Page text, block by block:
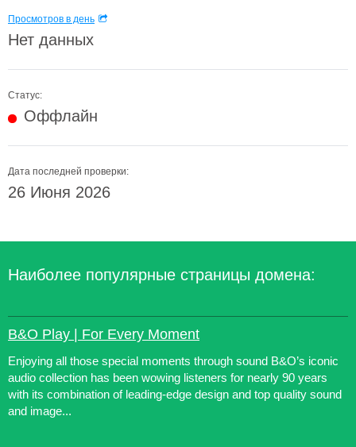
Просмотров в день
Нет данных
Статус:
Оффлайн
Дата последней проверки:
26 Июня 2026
Наиболее популярные страницы домена:
B&O Play | For Every Moment
Enjoying all those special moments through sound B&O’s iconic
audio collection has been wowing listeners for nearly 90 years
with its combination of leading-edge design and top quality sound
and image...